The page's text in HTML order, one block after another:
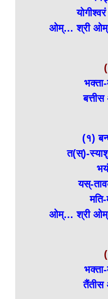
ओम्… श्री
बत्तीस
(१)
त(स्)-
यस्-
ओम्… श्री
तैंतीस